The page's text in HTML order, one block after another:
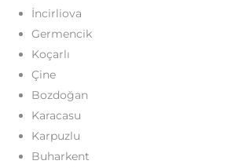
İncirliova
Germencik
Koçarlı
Çine
Bozdoğan
Karacasu
Karpuzlu
Buharkent